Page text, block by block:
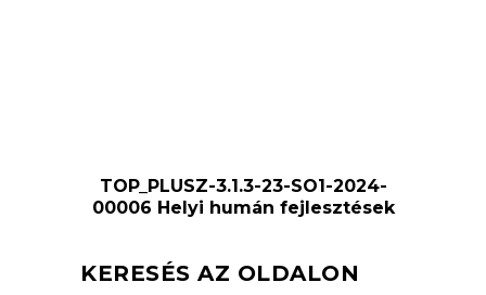
TOP_PLUSZ-3.1.3-23-SO1-2024-
00006 Helyi humán fejlesztések
KERESÉS AZ OLDALON